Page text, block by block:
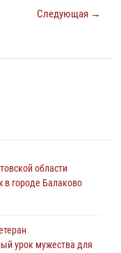
Следующая →
области
в городе Балаково
урок мужества для